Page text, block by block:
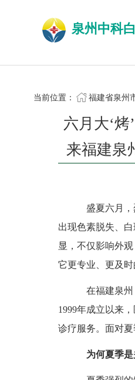
泉州中科
当前位置： 福建省泉州
六月大‘烤
来福建泉
盛夏六月，烈
出现色素脱失、
显，不仅影响外
它更专业、更及时
在福建泉州，
1999年成立以来
诊疗服务。面对
为何夏季